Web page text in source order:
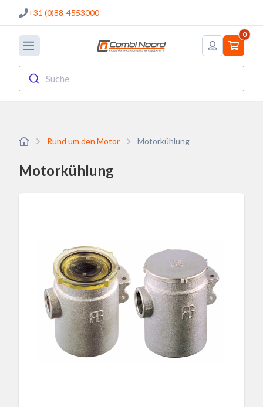
+31 (0)88-4553000
0
Suche
Rund um den Motor Motorkühlung
Motorkühlung